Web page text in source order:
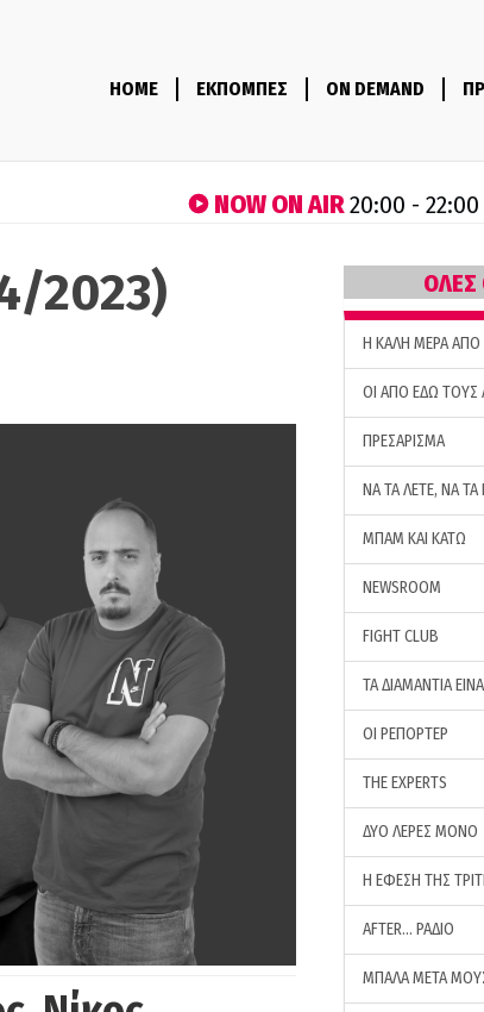
HOME ΕΚΠΟΜΠΕΣ ON DEMAND
NOW ON AIR20:00 -
2023) ΟΛΕΣ
H ΚΑΛΗ ΜΕΡΑ ΑΠΟ
ΟΙ ΑΠΟ ΕΔΩ ΤΟΥΣ
ΠΡΕΣΑΡΙΣΜΑ
ΝΑ ΤΑ ΛΕΤΕ, ΝΑ
ΜΠΑΜ ΚΑΙ ΚΑΤΩ
NEWSROOM
FIGHT CLUB
ΤΑ ΔΙΑΜΑΝΤΙΑ
ΟΙ ΡΕΠΟΡΤΕΡ
THE EXPERTS
ΔΥΟ ΛΕΡΕΣ ΜΟΝΟ
Η ΕΦΕΣΗ ΤΗΣ
AFTER… ΡΑΔΙΟ
ΜΠΑΛΑ ΜΕΤΑ